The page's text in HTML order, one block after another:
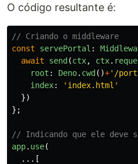
O código resultante é:
// Criando o middleware
const
servePortal :
await
send (ctx, ctx.
root : Deno. cwd ()+' /
index: ' index.html '
})
};
// Indicando que ele deve
app. use(
...[